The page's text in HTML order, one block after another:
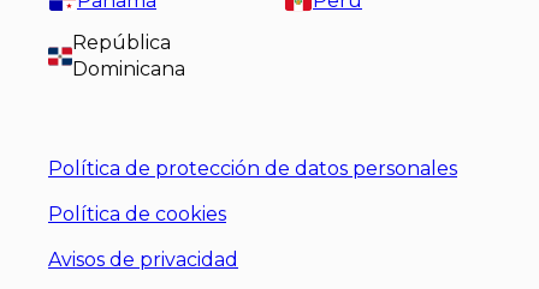
República
Dominicana
Política de protección de datos personales
Política de cookies
Avisos de privacidad